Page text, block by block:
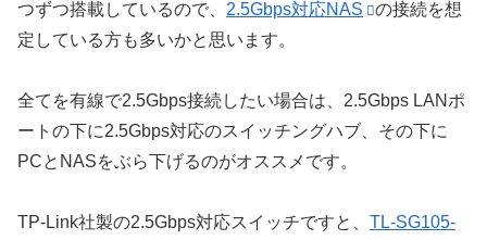
つずつ搭載しているので、 2.5Gbps対応NAS
の接続を想
定している方も多いかと思います。
全てを有線で2.5Gbps接続したい場合は、2.5Gbps LANポ
ートの下に2.5Gbps対応のスイッチングハブ、その下に
PCとNASをぶら下げるのがオススメです。
TP-Link社製の2.5Gbps対応スイッチですと、 TL-SG105-